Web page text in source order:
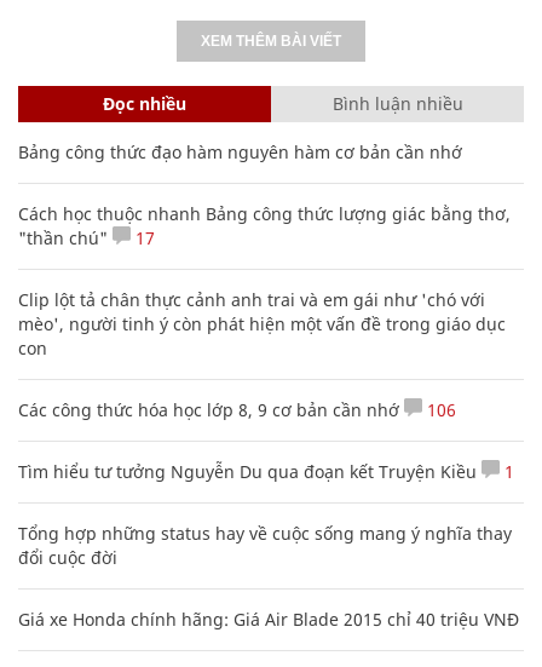
XEM THÊM BÀI VIẾT
Đọc nhiều Bình luận nhiều
Bảng công thức đạo hàm nguyên hàm cơ bản cần nhớ
Cách học thuộc nhanh Bảng công thức lượng giác bằng thơ,
"thần chú"
17
Clip lột tả chân thực cảnh anh trai và em gái như 'chó với
mèo', người tinh ý còn phát hiện một vấn đề trong giáo dục
con
Các công thức hóa học lớp 8, 9 cơ bản cần nhớ 106
Tìm hiểu tư tưởng Nguyễn Du qua đoạn kết Truyện Kiều 1
Tổng hợp những status hay về cuộc sống mang ý nghĩa thay
đổi cuộc đời
Giá xe Honda chính hãng: Giá Air Blade 2015 chỉ 40 triệu VNĐ